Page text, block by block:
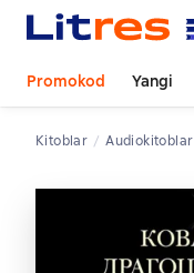
Promokod Yangi
Kitoblar Audiokitoblar